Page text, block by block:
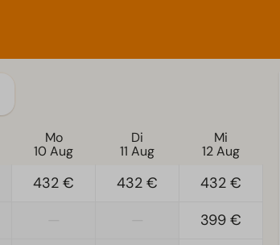
Mo
10 Aug
Di
11 Aug
Mi
12 Aug
432 € 432 € 432 €
399 €